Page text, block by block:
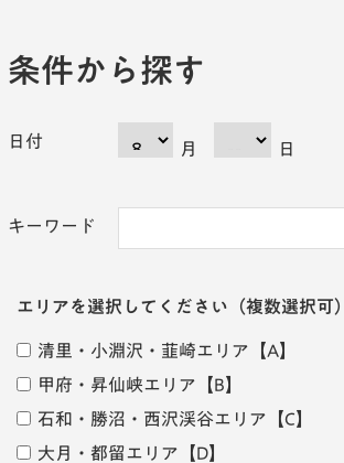
条件から探す
日付 月 日
キーワード
エリアを選択してください （複数選択可）
清里・小淵沢・韮崎エリア 【A】
甲府・昇仙峡エリア 【B】
石和・勝沼・西沢渓谷エリア 【C】
大月・都留エリア 【D】